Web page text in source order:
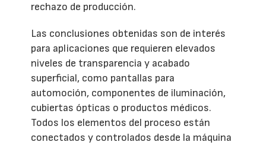
rechazo de producción.
Las conclusiones obtenidas son de interés
para aplicaciones que requieren elevados
niveles de transparencia y acabado
superficial, como pantallas para
automoción, componentes de iluminación,
cubiertas ópticas o productos médicos.
Todos los elementos del proceso están
conectados y controlados desde la máquina